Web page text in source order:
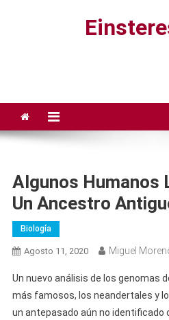
Algunos Humanos
Un Ancestro
Biología
Agosto 11, 2020 Miguel
Un nuevo análisis de los genomas
más famosos, los neandertales y
un antepasado aún no identificado